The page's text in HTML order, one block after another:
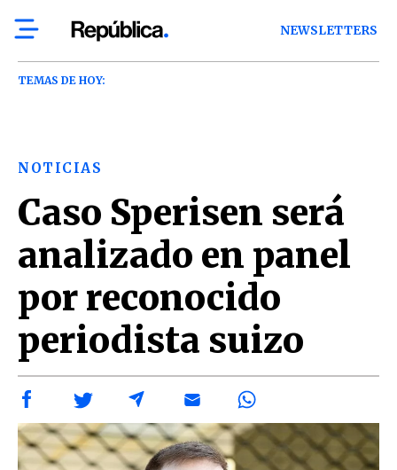
NEWSLETTERS
TEMAS DE HOY:
NOTICIAS
Caso Sperisen será
analizado en panel
por reconocido
periodista suizo